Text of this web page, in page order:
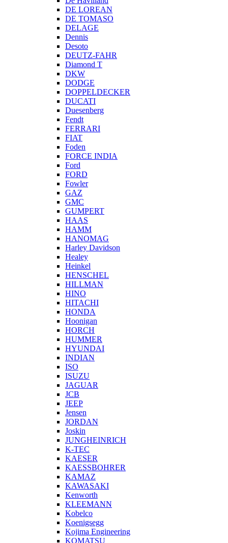
DE LOREAN
DE TOMASO
DELAGE
Dennis
Desoto
DEUTZ-FAHR
Diamond T
DKW
DODGE
DOPPELDECKER
DUCATI
Duesenberg
Fendt
FERRARI
FIAT
Foden
FORCE INDIA
Ford
FORD
Fowler
GAZ
GMC
GUMPERT
HAAS
HAMM
HANOMAG
Harley Davidson
Healey
Heinkel
HENSCHEL
HILLMAN
HINO
HITACHI
HONDA
Hoonigan
HORCH
HUMMER
HYUNDAI
INDIAN
ISO
ISUZU
JAGUAR
JCB
JEEP
Jensen
JORDAN
Joskin
JUNGHEINRICH
K-TEC
KAESER
KAESSBOHRER
KAMAZ
KAWASAKI
Kenworth
KLEEMANN
Kobelco
Koenigsegg
Kojima Engineering
KOMATSU